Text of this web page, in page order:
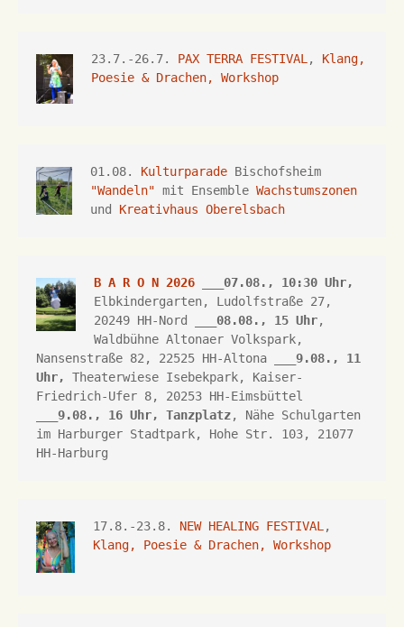
23.7.-26.7. PAX TERRA FESTIVAL , Klang,
Poesie & Drachen, Workshop
01.08. Kulturparade
"Wandeln" mit Ensemble Wachstumszonen
und Kreativhaus Oberelsbach
B A R O N 2026 ___07.08., 10:30 Uhr,
Elbkindergarten, Ludolfstraße 27,
20249 HH-Nord ___ 08.08., 15 Uhr
Nansenstraße 82, 22525 HH-Altona
9.08., 11
Uhr,
Theaterwiese Isebekpark, Kaiser-
Friedrich-Ufer 8, 20253 HH-Eimsbüttel
9.08., 16 Uhr, Tanzplatz, Nähe Schulgarten
im Harburger Stadtpark, Hohe Str. 103, 21077
HH-Harburg
17.8.-23.8. NEW HEALING FESTIVAL
Klang, Poesie & Drachen, Workshop